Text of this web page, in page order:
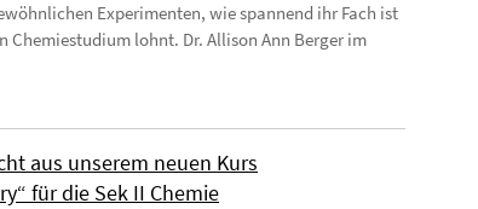
Experimenten, wie spannend ihr Fach ist
Chemiestudium lohnt. Dr. Allison Ann Berger im
aus unserem neuen Kurs
für die Sek II Chemie